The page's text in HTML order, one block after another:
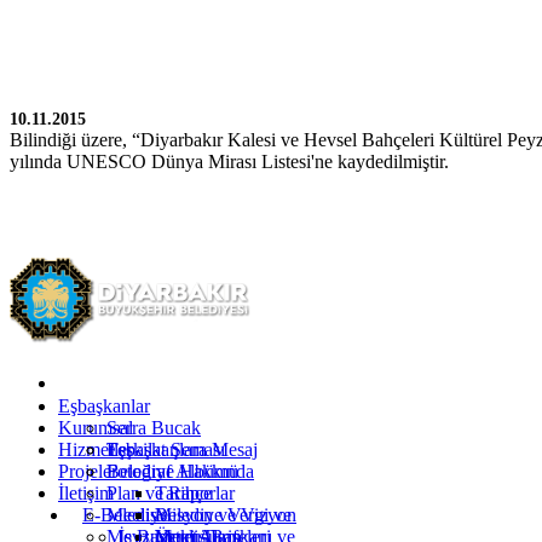
10.11.2015
Bilindiği üzere, “Diyarbakır Kalesi ve Hevsel Bahçeleri Kültürel
yılında UNESCO Dünya Mirası Listesi'ne kaydedilmiştir.
Eşbaşkanlar
Serra Bucak
Eşbaşkanlara Mesaj
Fotoğraf Albümü
Kurumsal
Teşkilat Şeması
Belediye Hakkında
Tarihçe
Misyon ve Vizyon
Yetki Alanı
Plan ve Raporlar
Belediye Vergi ve
Ücret Tarifeleri
Meclis
Meclis Başkanı ve
Mevzuat
Hizmetler
Projeler
İletişim
E-Belediye
İş Başvurusu